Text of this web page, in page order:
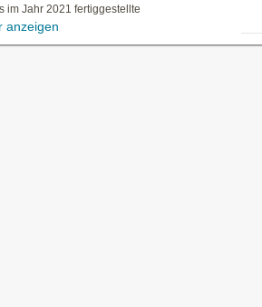
im Jahr 2021 fertiggestellte
anzeigen